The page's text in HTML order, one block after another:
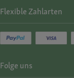
Flexible Zahlarten
Folge uns